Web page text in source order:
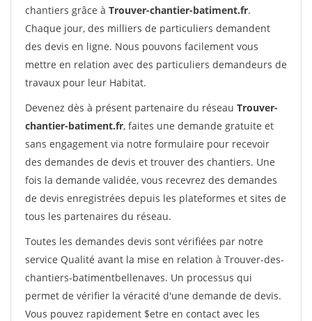
chantiers grâce à Trouver-chantier-batiment.fr.
Chaque jour, des milliers de particuliers demandent
des devis en ligne. Nous pouvons facilement vous
mettre en relation avec des particuliers demandeurs de
travaux pour leur Habitat.
Devenez dès à présent partenaire du réseau Trouver-
chantier-batiment.fr, faites une demande gratuite et
sans engagement via notre formulaire pour recevoir
des demandes de devis et trouver des chantiers. Une
fois la demande validée, vous recevrez des demandes
de devis enregistrées depuis les plateformes et sites de
tous les partenaires du réseau.
Toutes les demandes devis sont vérifiées par notre
service Qualité avant la mise en relation à Trouver-des-
chantiers-batimentbellenaves. Un processus qui
permet de vérifier la véracité d'une demande de devis.
Vous pouvez rapidement $etre en contact avec les